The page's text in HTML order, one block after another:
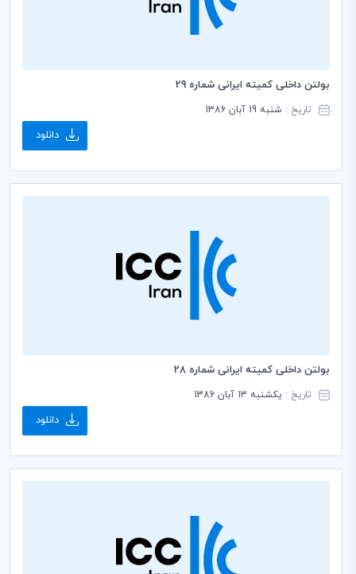
بولتن داخلی کمیته ایرانی شماره 29
تاریخ : شنبه 19 آبان 1386
دانلود
بولتن داخلی کمیته ایرانی شماره 28
تاریخ : یکشنبه 13 آبان 1386
دانلود